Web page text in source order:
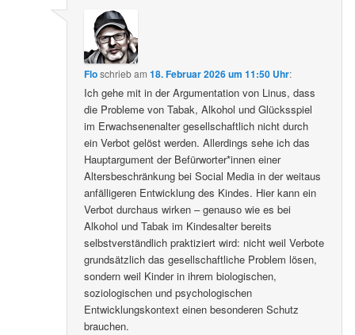
Floschriebam18. Februar 2026 um 11:50 Uhr:
Ich gehe mit in der Argumentation von Linus, dass
die Probleme von Tabak, Alkohol und Glücksspiel
im Erwachsenenalter gesellschaftlich nicht durch
ein Verbot gelöst werden. Allerdings sehe ich das
Hauptargument der Befürworter*innen einer
Altersbeschränkung bei Social Media in der weitaus
anfälligeren Entwicklung des Kindes. Hier kann ein
Verbot durchaus wirken – genauso wie es bei
Alkohol und Tabak im Kindesalter bereits
selbstverständlich praktiziert wird: nicht weil Verbote
grundsätzlich das gesellschaftliche Problem lösen,
sondern weil Kinder in ihrem biologischen,
soziologischen und psychologischen
Entwicklungskontext einen besonderen Schutz
brauchen.